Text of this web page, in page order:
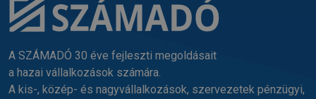
A SZÁMADÓ 30 éve fejleszti megoldásait
a hazai vállalkozások számára.
A kis-, közép- és nagyvállalkozások, szervezetek pénzügyi,